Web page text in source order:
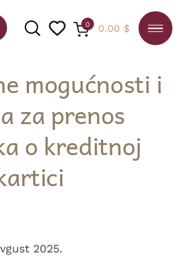
PRETRAGA
0 0.00 $
mogućnosti i
za prenos
o kreditnoj
2025.